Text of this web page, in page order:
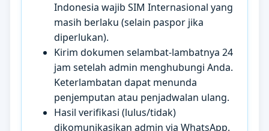
Indonesia wajib SIM Internasional yang
masih berlaku (selain paspor jika
diperlukan).
Kirim dokumen selambat-lambatnya 24
jam setelah admin menghubungi Anda.
Keterlambatan dapat menunda
penjemputan atau penjadwalan ulang.
Hasil verifikasi (lulus/tidak)
dikomunikasikan admin via WhatsApp.